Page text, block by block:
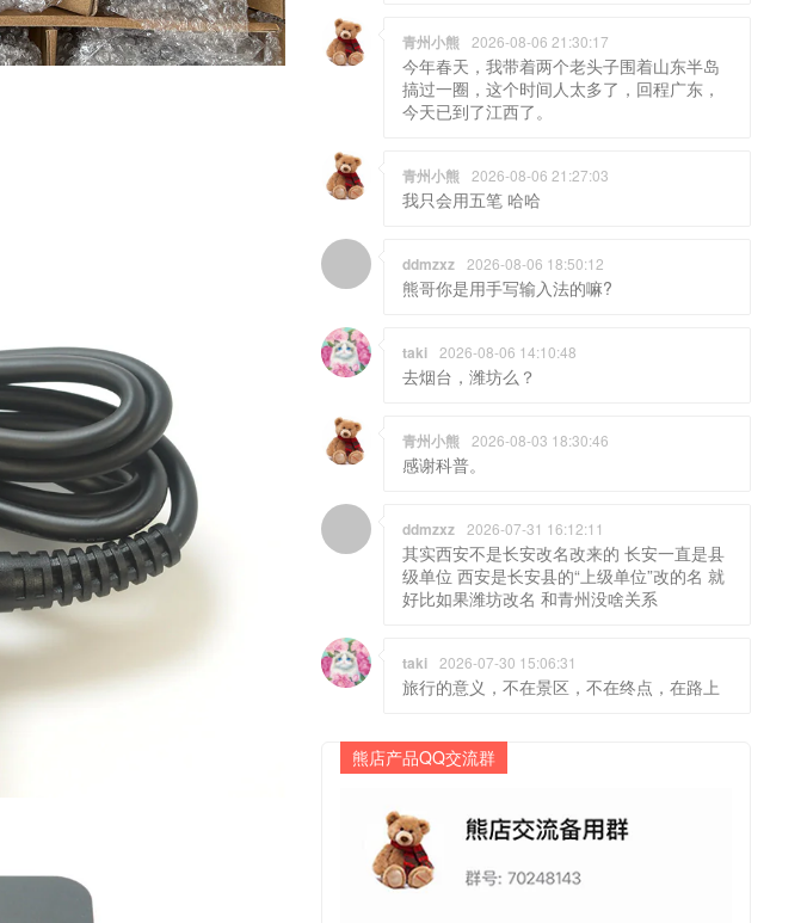
青州小熊 2026-08-06 21:30:17
今年春天，我带着两个老头子围着山东半岛
搞过一圈，这个时间人太多了，回程广东，
今天已到了江西了。
青州小熊 2026-08-06 21:27:03
我只会用五笔 哈哈
ddmzxz 2026-08-06 18:50:12
熊哥你是用手写输入法的嘛?
taki 2026-08-06 14:10:48
去烟台，潍坊么？
青州小熊 2026-08-03 18:30:46
感谢科普。
ddmzxz 2026-07-31 16:12:11
其实西安不是长安改名改来的 长安一直是县
级单位 西安是长安县的“上级单位”改的名 就
好比如果潍坊改名 和青州没啥关系
taki 2026-07-30 15:06:31
旅行的意义，不在景区，不在终点，在路上
熊店产品QQ交流群